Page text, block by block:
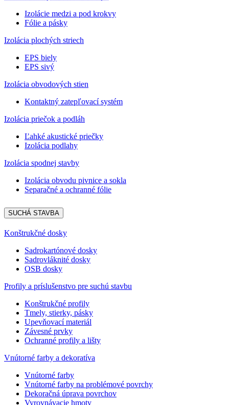
Izolácie medzi a pod krokvy
Fólie a pásky
Izolácia plochých striech
EPS biely
EPS sivý
Izolácia obvodových stien
Kontaktný zatepľovací systém
Izolácia priečok a podláh
Ľahké akustické priečky
Izolácia podlahy
Izolácia spodnej stavby
Izolácia obvodu pivnice a sokla
Separačné a ochranné fólie
SUCHÁ STAVBA
Konštrukčné dosky
Sadrokartónové dosky
Sadrovláknité dosky
OSB dosky
Profily a príslušenstvo pre suchú stavbu
Konštrukčné profily
Tmely, stierky, pásky
Upevňovací materiál
Závesné prvky
Ochranné profily a lišty
Vnútorné farby a dekoratíva
Vnútorné farby
Vnútorné farby na problémové povrchy
Dekoračná úprava povrchov
Vyrovnávacie hmoty